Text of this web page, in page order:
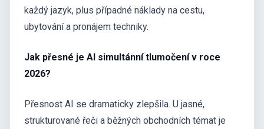
každý jazyk, plus případné náklady na cestu,
ubytování a pronájem techniky.
Jak přesné je AI simultánní tlumočení v roce
2026?
Přesnost AI se dramaticky zlepšila. U jasné,
strukturované řeči a běžných obchodních témat je